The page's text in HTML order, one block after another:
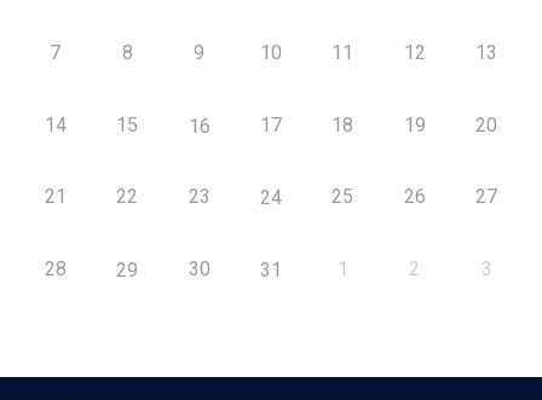
7 8 9 10 11 12 13
14 15 16 17 18 19 20
21 22 23 24 25 26 27
28 29 30 31 1 2 3